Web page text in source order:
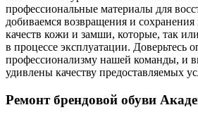
профессиональные материалы для
добиваемся возвращения и
качеств кожи и замши, которые, так
в процессе эксплуатации. Доверьтесь
профессионализму нашей команды, и
удивлены качеству предоставляемых
Ремонт брендовой обуви